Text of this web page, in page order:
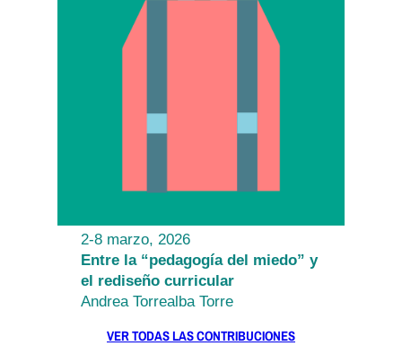
2-8 marzo, 2026
Entre la “pedagogía del miedo” y
el rediseño curricular
Andrea Torrealba Torre
VER TODAS LAS CONTRIBUCIONES